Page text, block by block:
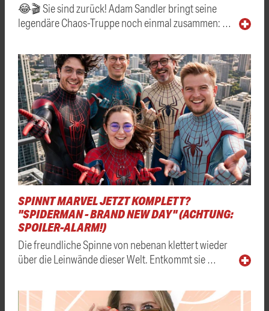
😂🎬 Sie sind zurück! Adam Sandler bringt seine
legendäre Chaos-Truppe noch einmal zusammen: …
SPINNT MARVEL JETZT KOMPLETT?
"SPIDERMAN - BRAND NEW DAY" (ACHTUNG:
SPOILER-ALARM!)
Die freundliche Spinne von nebenan klettert wieder
über die Leinwände dieser Welt. Entkommt sie …